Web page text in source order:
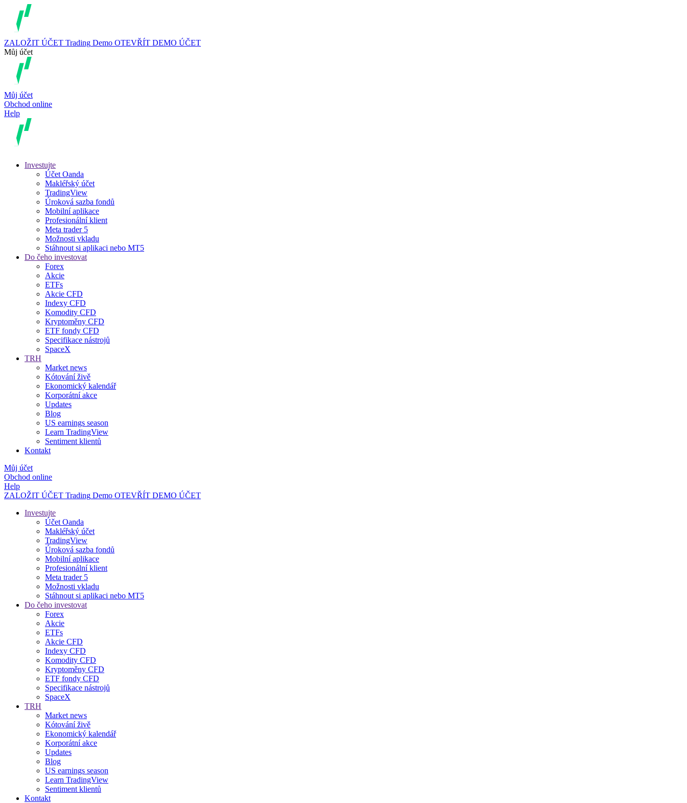
ZALOŽIT ÚČET Trading Demo OTEVŘÍT DEMO ÚČET
Můj účet
Můj účet
Obchod online
Help
Investujte
Účet Oanda
Makléřský účet
TradingView
Úroková sazba fondů
Mobilní aplikace
Profesionální klient
Meta trader 5
Možnosti vkladu
Stáhnout si aplikaci nebo MT5
Do čeho investovat
Forex
Akcie
ETFs
Akcie CFD
Indexy CFD
Komodity CFD
Kryptoměny CFD
ETF fondy CFD
Specifikace nástrojů
SpaceX
TRH
Market news
Kótování živě
Ekonomický kalendář
Korporátní akce
Updates
Blog
US earnings season
Learn TradingView
Sentiment klientů
Kontakt
Můj účet
Obchod online
Help
ZALOŽIT ÚČET Trading Demo OTEVŘÍT DEMO ÚČET
Investujte
Účet Oanda
Makléřský účet
TradingView
Úroková sazba fondů
Mobilní aplikace
Profesionální klient
Meta trader 5
Možnosti vkladu
Stáhnout si aplikaci nebo MT5
Do čeho investovat
Forex
Akcie
ETFs
Akcie CFD
Indexy CFD
Komodity CFD
Kryptoměny CFD
ETF fondy CFD
Specifikace nástrojů
SpaceX
TRH
Market news
Kótování živě
Ekonomický kalendář
Korporátní akce
Updates
Blog
US earnings season
Learn TradingView
Sentiment klientů
Kontakt